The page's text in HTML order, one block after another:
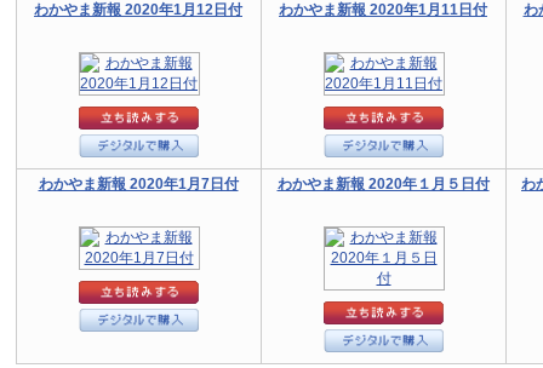
わかやま新報 2020年1月12日付 わかやま新報 2020年1月11日付 わ
わかやま新報 2020年1月7日付 わかやま新報 2020年１月５日付 わ